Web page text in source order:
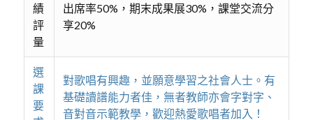
績
評
量
出席率50%，期末成果展30%，課堂交流分
享20%
選
課
要
對歌唱有興趣，並願意學習之社會人士。有
基礎讀譜能力者佳，無者教師亦會字對字、
音對音示範教學，歡迎熱愛歌唱者加入！